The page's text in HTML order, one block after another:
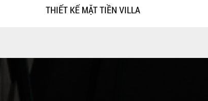
THIẾT KẾ MẶT TIỀN VILLA